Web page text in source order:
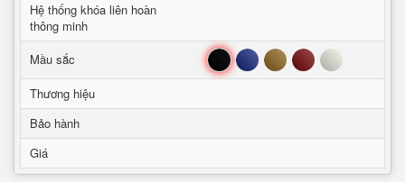
Hệ thống khóa liên hoàn
thông minh
Mầu sắc
Đen Xanh Nâu Đỏ Trắng
Thương hiệu
Bảo hành
Giá